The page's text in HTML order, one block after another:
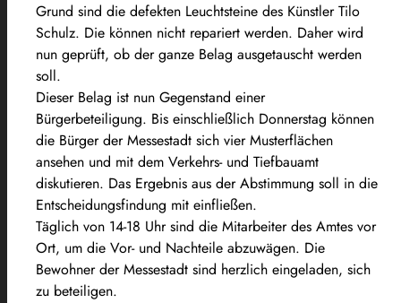
Grund sind die defekten Leuchtsteine des Künstler Tilo
Schulz. Die können nicht repariert werden. Daher wird
nun geprüft, ob der ganze Belag ausgetauscht werden
soll.
Dieser Belag ist nun Gegenstand einer
Bürgerbeteiligung. Bis einschließlich Donnerstag können
die Bürger der Messestadt sich vier Musterflächen
ansehen und mit dem Verkehrs- und Tiefbauamt
diskutieren. Das Ergebnis aus der Abstimmung soll in die
Entscheidungsfindung mit einfließen.
Täglich von 14-18 Uhr sind die Mitarbeiter des Amtes vor
Ort, um die Vor- und Nachteile abzuwägen. Die
Bewohner der Messestadt sind herzlich eingeladen, sich
zu beteiligen.